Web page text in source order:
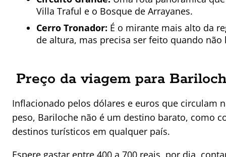
Villa Traful e o Bosque de Arrayanes.
Cerro Tronador: É o mirante mais alto da
de altura, mas precisa ser feito quando não
Preço da viagem para
Inflacionado pelos dólares e euros que circulam
peso, Bariloche não é um destino barato, como
destinos turísticos em qualquer país.